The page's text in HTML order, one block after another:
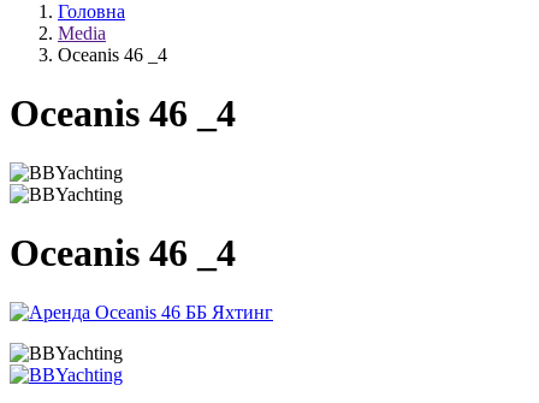
Головна
Media
Oceanis 46 _4
Oceanis 46 _4
Oceanis 46 _4